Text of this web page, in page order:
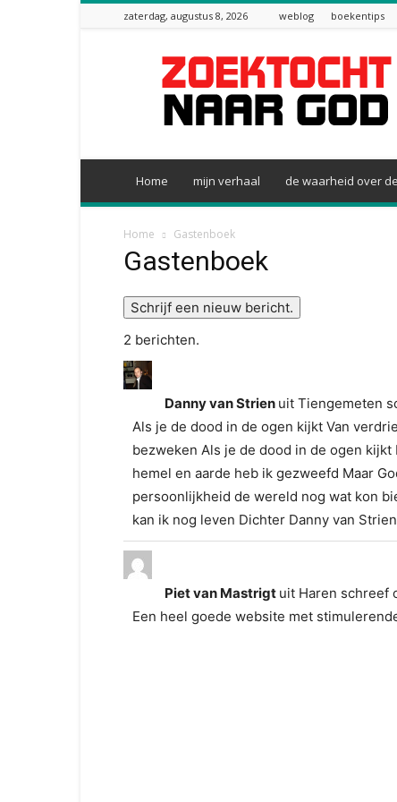
zaterdag, augustus 8, 2026 weblog boekentips
zoektocht
naar
God
Home mijn verhaal de waarheid over
Home Gastenboek
Gastenboek
2 berichten.
Danny van Strien uit Tiengemeten
Als je de dood in de ogen kijkt Van
bezweken Als je de dood in de ogen
hemel en aarde heb ik gezweefd Maar
persoonlijkheid de wereld nog wat kon
kan ik nog leven Dichter Danny van Strien
Piet van Mastrigt uit Haren schreef
Een heel goede website met